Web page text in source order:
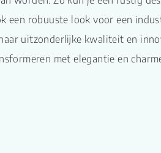
een robuuste look voor een
uitzonderlijke kwaliteit en
met elegantie en